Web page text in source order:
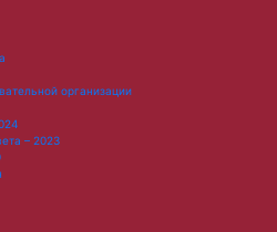
организации
– 2023